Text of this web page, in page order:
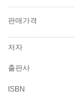
판매가격
저자
출판사
ISBN